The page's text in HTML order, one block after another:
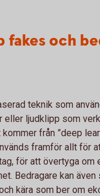
fakes och
teknik som
eller ljudklipp som
från ”deep
framför allt för
för att övertyga om
Bedragare kan även
kära som ber om